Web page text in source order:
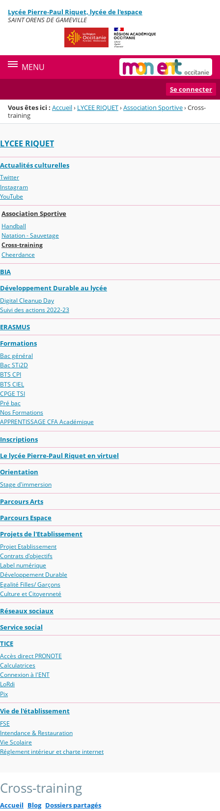
Menu de la rubrique
Contenu
Lycée Pierre-Paul Riquet, lycée de l'espace
SAINT ORENS DE GAMEVILLE
MENU
Se connecter
Vous êtes ici : Accueil› LYCEE RIQUET›Association Sportive›Cross-
training
LYCEE RIQUET
Actualités culturelles
Twitter
Instagram
YouTube
Association Sportive
Handball
Natation - Sauvetage
Cross-training
Cheerdance
BIA
Développement Durable au lycée
Digital Cleanup Day
Suivi des actions 2022-23
ERASMUS
Formations
Bac général
Bac STi2D
BTS CPI
BTS CIEL
CPGE TSI
Pré bac
Nos Formations
APPRENTISSAGE CFA Académique
Inscriptions
Le lycée Pierre-Paul Riquet en virtuel
Orientation
Stage d'immersion
Parcours Arts
Parcours Espace
Projets de l'Etablissement
Projet Etablissement
Contrats d'objectifs
Label numérique
Développement Durable
Egalité Filles/ Garçons
Culture et Citoyenneté
Réseaux sociaux
Service social
TICE
Accès direct PRONOTE
Calculatrices
Connexion à l'ENT
LoRdi
Pix
Vie de l'établissement
FSE
Intendance & Restauration
Vie Scolaire
Réglement intérieur et charte internet
Cross-training
Accueil Blog Dossiers partagés